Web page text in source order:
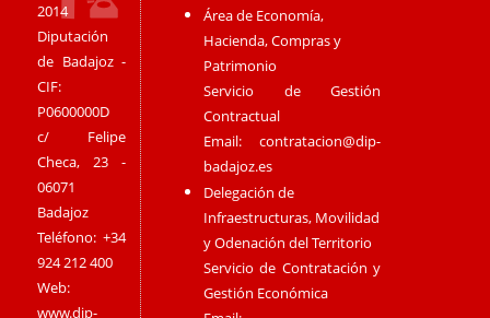
2014
Diputación
de Badajoz -
CIF:
P0600000D
c/ Felipe
Checa, 23 -
06071
Badajoz
Teléfono: +34
924 212 400
Web:
www.dip-
Área de Economía,
Hacienda, Compras y
Patrimonio
Servicio de Gestión
Contractual
Email:contratacion@dip-
badajoz.es
Delegación de
Infraestructuras, Movilidad
y Odenación del Territorio
Servicio de Contratación y
Gestión Económica